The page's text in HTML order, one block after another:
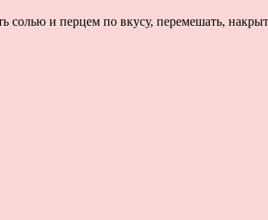
солью и перцем по вкусу, перемешать,